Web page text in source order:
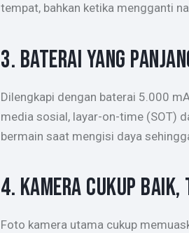
tempat, bahkan ketika mengganti
3. BATERAI YANG
Dilengkapi dengan baterai 5.000
media sosial, layar-on-time (SOT)
bermain saat mengisi daya
4. KAMERA CUKUP BAIK,
Foto kamera utama cukup